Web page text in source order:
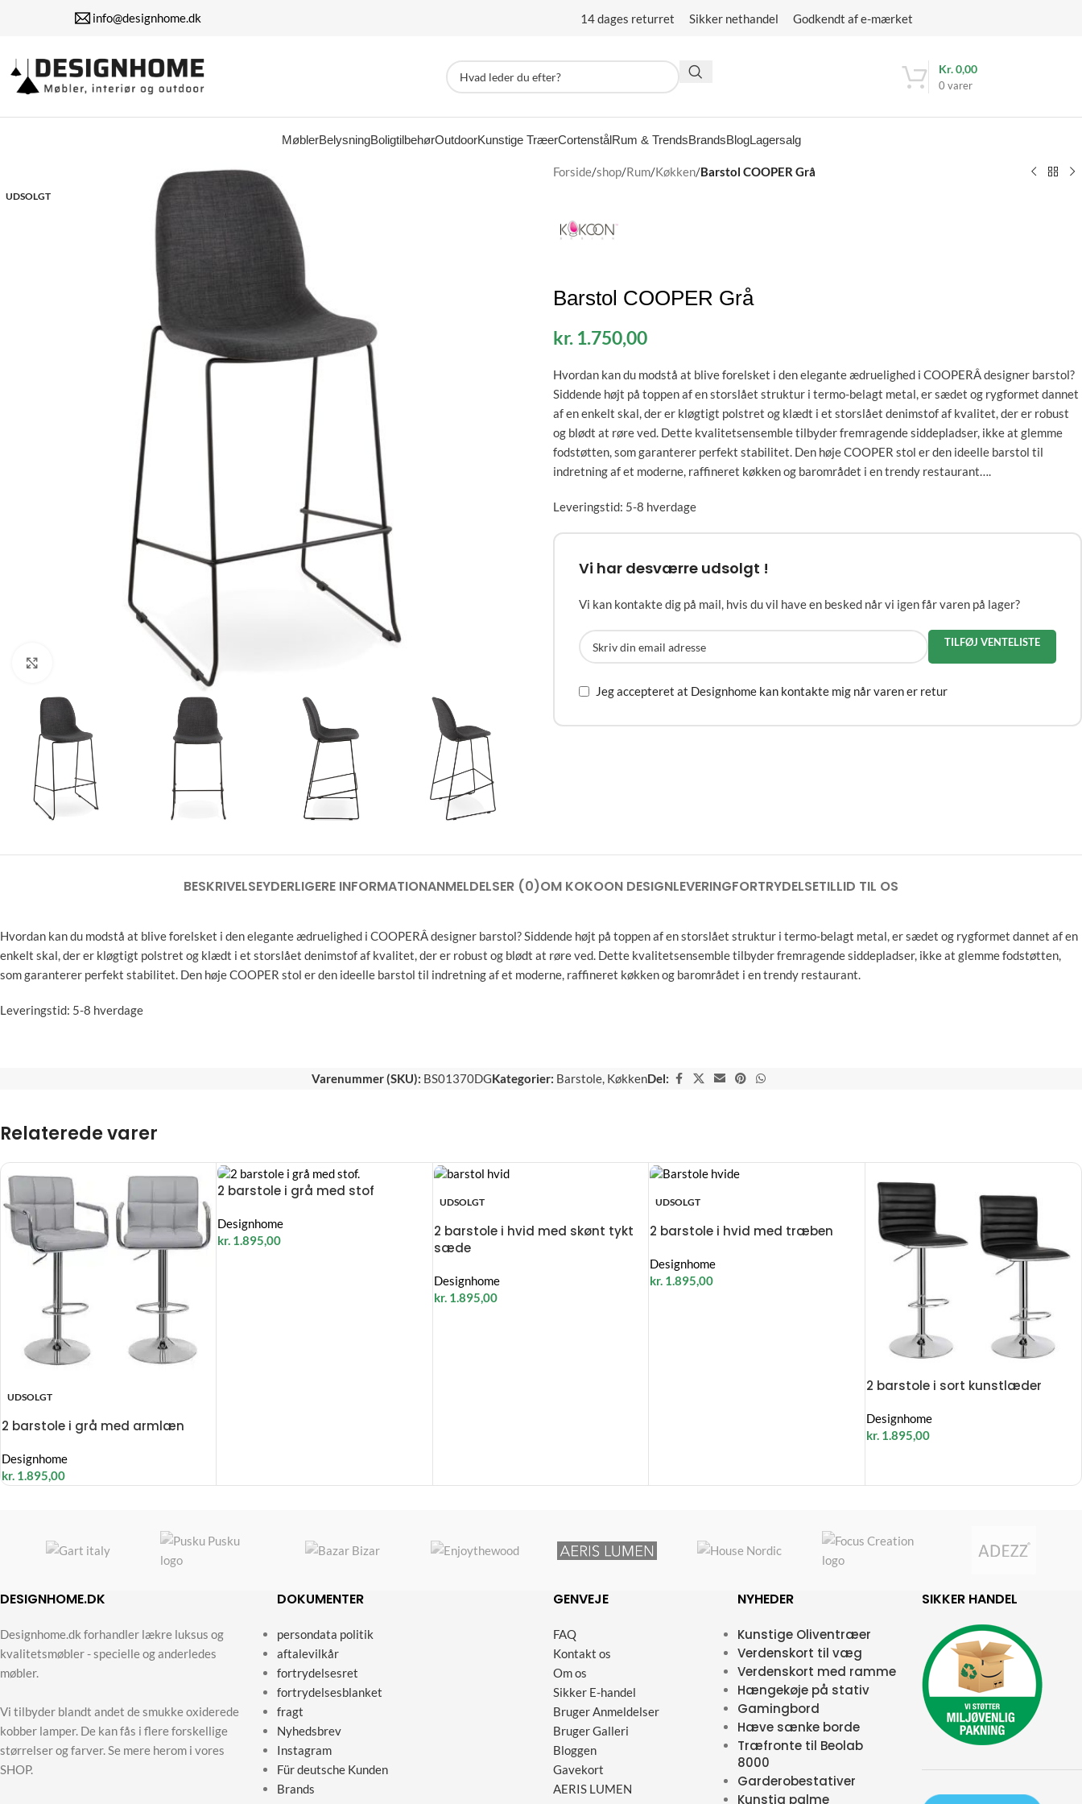
info@designhome.dk 14 dages returret Sikker nethandel Godkendt af e-mærket
0 varer
Kr.0,00
MøblerBelysningBoligtilbehørOutdoorKunstige TræerCortenstålRum & TrendsBrandsBlogLagersalg
UDSOLGT
Forside/shop/Rum/Køkken/Barstol COOPER Grå
Barstol COOPER Grå
kr. 1.750,00
Hvordan kan du modstå at blive forelsket i den elegante ædruelighed i COOPERÂ designer barstol?
Siddende højt på toppen af ​​en storslået struktur i termo-belagt metal, er sædet og rygformet dannet
af en enkelt skal, der er kløgtigt polstret og klædt i et storslået denimstof af kvalitet, der er robust
og blødt at røre ved. Dette kvalitetsensemble tilbyder fremragende siddepladser, ikke at glemme
fodstøtten, som garanterer perfekt stabilitet. Den høje COOPER stol er den ideelle barstol til
indretning af et moderne, raffineret køkken og barområdet i en trendy restaurant….
Leveringstid: 5-8 hverdage
Vi har desværre udsolgt !
Vi kan kontakte dig på mail, hvis du vil have en besked når vi igen får varen på lager?
TILFØJ VENTELISTE
Jeg accepteret at Designhome kan kontakte mig når varen er retur
BESKRIVELSEYDERLIGERE INFORMATIONANMELDELSER (0)OM KOKOON DESIGNLEVERINGFORTRYDELSETILLID TIL OS
Hvordan kan du modstå at blive forelsket i den elegante ædruelighed i COOPERÂ designer barstol? Siddende højt på toppen af ​​en storslået struktur i termo-belagt metal, er sædet og rygformet dannet af en
enkelt skal, der er kløgtigt polstret og klædt i et storslået denimstof af kvalitet, der er robust og blødt at røre ved. Dette kvalitetsensemble tilbyder fremragende siddepladser, ikke at glemme fodstøtten,
som garanterer perfekt stabilitet. Den høje COOPER stol er den ideelle barstol til indretning af et moderne, raffineret køkken og barområdet i en trendy restaurant.
Leveringstid: 5-8 hverdage
Varenummer (SKU): BS01370DGKategorier: Barstole, KøkkenDel:
Relaterede varer
UDSOLGT
2 barstole i grå med armlæn
Designhome
kr. 1.895,00
2 barstole i grå med stof
Designhome
kr. 1.895,00
UDSOLGT
2 barstole i hvid med skønt tykt
sæde
Designhome
kr.1.895,00
UDSOLGT
2 barstole i hvid med træben
Designhome
kr. 1.895,00
2 barstole i sort kunstlæder
Designhome
kr.1.895,00
DESIGNHOME.DK
Designhome.dk forhandler lækre luksus og
kvalitetsmøbler - specielle og anderledes
møbler.
Vi tilbyder blandt andet de smukke oxiderede
kobber lamper. De kan fås i flere forskellige
størrelser og farver. Se mere herom i vores
SHOP.
DOKUMENTER
persondata politik
aftalevilkår
fortrydelsesret
fortrydelsesblanket
fragt
Nyhedsbrev
Instagram
Für deutsche Kunden
Brands
GENVEJE
FAQ
Kontakt os
Om os
Sikker E-handel
Bruger Anmeldelser
Bruger Galleri
Bloggen
Gavekort
AERIS LUMEN
NYHEDER
Kunstige Oliventræer
Verdenskort til væg
Verdenskort med ramme
Hængekøje på stativ
Gamingbord
Hæve sænke borde
Træfronte til Beolab
8000
Garderobestativer
Kunstig palme
SIKKER HANDEL